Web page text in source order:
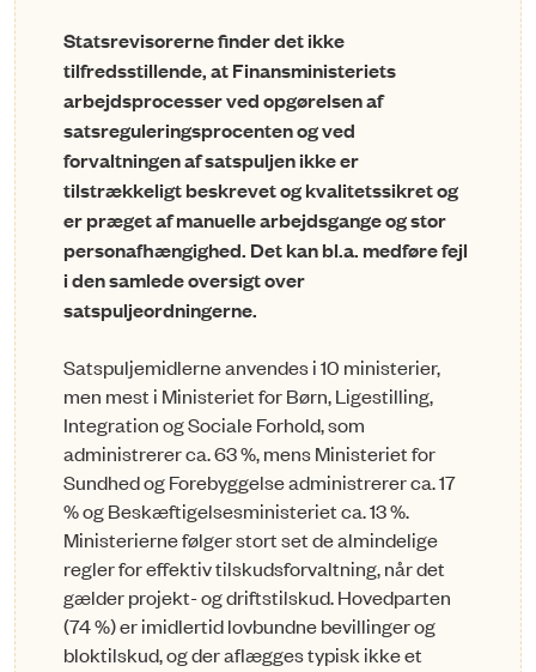
Statsrevisorerne finder det ikke
tilfredsstillende, at Finansministeriets
arbejdsprocesser ved opgørelsen af
satsreguleringsprocenten og ved
forvaltningen af satspuljen ikke er
tilstrækkeligt beskrevet og kvalitetssikret og
er præget af manuelle arbejdsgange og stor
personafhængighed. Det kan bl.a. medføre fejl
i den samlede oversigt over
satspuljeordningerne.
Satspuljemidlerne anvendes i 10 ministerier,
men mest i Ministeriet for Børn, Ligestilling,
Integration og Sociale Forhold, som
administrerer ca. 63 %, mens Ministeriet for
Sundhed og Forebyggelse administrerer ca. 17
% og Beskæftigelsesministeriet ca. 13 %.
Ministerierne følger stort set de almindelige
regler for effektiv tilskudsforvaltning, når det
gælder projekt- og driftstilskud. Hovedparten
(74 %) er imidlertid lovbundne bevillinger og
bloktilskud, og der aflægges typisk ikke et